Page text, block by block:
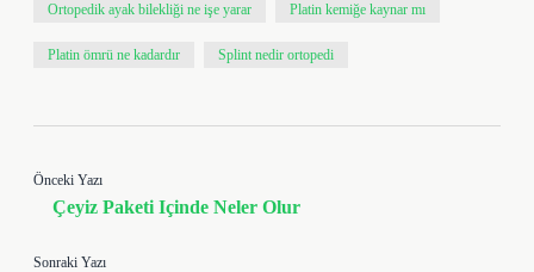
Ortopedik ayak bilekliği ne işe yarar Platin kemiğe kaynar mı
Platin ömrü ne kadardır Splint nedir ortopedi
Önceki Yazı
Çeyiz Paketi Içinde Neler Olur
Sonraki Yazı